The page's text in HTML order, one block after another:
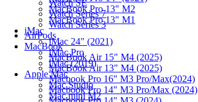
MacBook Pro 13" M2
MacBook Pro 13" M1
iMac
iMac 24" (2021)
iMac Pro
iMac (2019)
Apple Mac
Mac Studio
Mac mini M2
Watch SE
Watch Series 7
Watch Series 3
AirPods
MacBook
MacBook Air 15" M4 (2025)
MacBook Air 13" M4 (2025)
Macbook Pro 16" M3 Pro/Max(2024)
Macbook Pro 14" M3 Pro/Max (2024)